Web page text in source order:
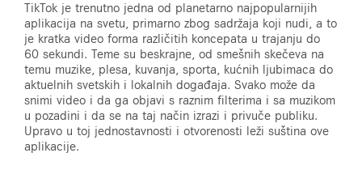
TikTok je trenutno jedna od planetarno najpopularnijih
aplikacija na svetu, primarno zbog sadržaja koji nudi, a to
je kratka video forma različitih koncepata u trajanju do
60 sekundi. Teme su beskrajne, od smešnih skečeva na
temu muzike, plesa, kuvanja, sporta, kućnih ljubimaca do
aktuelnih svetskih i lokalnih događaja. Svako može da
snimi video i da ga objavi s raznim filterima i sa muzikom
u pozadini i da se na taj način izrazi i privuče publiku.
Upravo u toj jednostavnosti i otvorenosti leži suština ove
aplikacije.